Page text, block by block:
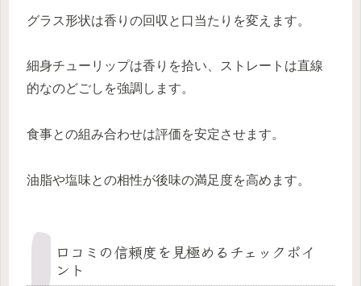
グラス形状は香りの回収と口当たりを変えます。
細身チューリップは香りを拾い、ストレートは直線
的なのどごしを強調します。
食事との組み合わせは評価を安定させます。
油脂や塩味との相性が後味の満足度を高めます。
口コミの信頼度を見極めるチェックポイ
ント